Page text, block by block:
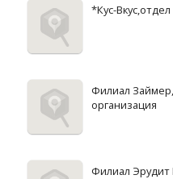
*Кус-
Филиал
организация
Филиал Эрудит